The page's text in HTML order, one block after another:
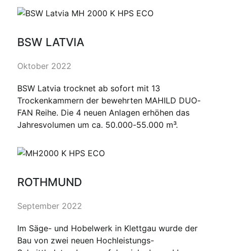
BSW LATVIA
Oktober 2022
BSW Latvia trocknet ab sofort mit 13
Trockenkammern der bewehrten MAHILD DUO-
FAN Reihe. Die 4 neuen Anlagen erhöhen das
Jahresvolumen um ca. 50.000-55.000 m³.
ROTHMUND
September 2022
Im Säge- und Hobelwerk in Klettgau wurde der
Bau von zwei neuen Hochleistungs-